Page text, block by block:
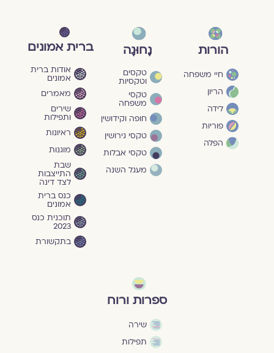
הורות
חיי משפחה
הריון
לידה
פוריות
הפלה
נָחוּגָה
טקסים
וטקסיות
טקסי
משפחה
חופה וקידושין
טקסי גירושין
טקסי אבלות
מעגל השנה
ברית אמונים
אודות ברית
אמונים
מאמרים
שירים
ותפילות
ראיונות
מוגנוּת
שבת
התייצבות
לצד דינה
כנס ברית
אמונים
תוכנית כנס
2023
בתקשורת
ספרות ורוח
שירה
תפילות